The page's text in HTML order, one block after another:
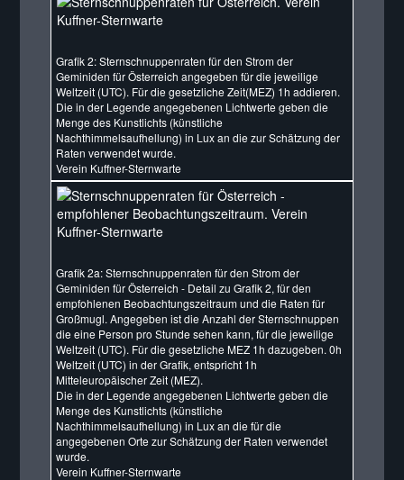
Grafik 2: Sternschnuppenraten für den Strom der
Geminiden für Österreich angegeben für die jeweilige
Weltzeit (UTC). Für die gesetzliche Zeit(MEZ) 1h addieren.
Die in der Legende angegebenen Lichtwerte geben die
Menge des Kunstlichts (künstliche
Nachthimmelsaufhellung) in Lux an die zur Schätzung der
Raten verwendet wurde.
Verein Kuffner-Sternwarte
Grafik 2a: Sternschnuppenraten für den Strom der
Geminiden für Österreich - Detail zu Grafik 2, für den
empfohlenen Beobachtungszeitraum und die Raten für
Großmugl. Angegeben ist die Anzahl der Sternschnuppen
die eine Person pro Stunde sehen kann, für die jeweilige
Weltzeit (UTC). Für die gesetzliche MEZ 1h dazugeben. 0h
Weltzeit (UTC) in der Grafik, entspricht 1h
Mitteleuropäischer Zeit (MEZ).
Die in der Legende angegebenen Lichtwerte geben die
Menge des Kunstlichts (künstliche
Nachthimmelsaufhellung) in Lux an die für die
angegebenen Orte zur Schätzung der Raten verwendet
wurde.
Verein Kuffner-Sternwarte